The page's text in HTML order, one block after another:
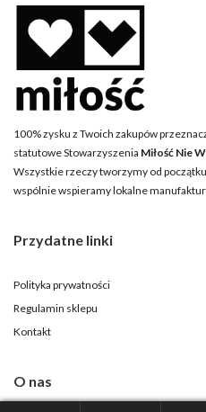
100% zysku z Twoich zakupów
statutowe Stowarzyszenia Miłość Nie
Wszystkie rzeczy tworzymy od
wspólnie wspieramy lokalne
Przydatne linki
Polityka prywatności
Regulamin sklepu
Kontakt
O nas